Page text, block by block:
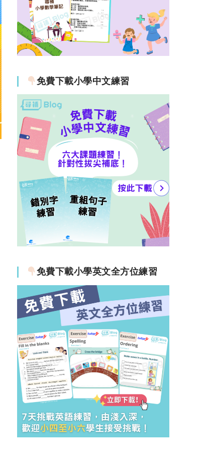
免費下載小學中文練習
免費下載小學英文全方位練習